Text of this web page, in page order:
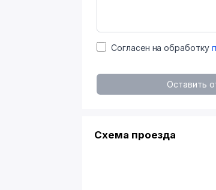
Согласен на обработку
Оставить
Схема проезда